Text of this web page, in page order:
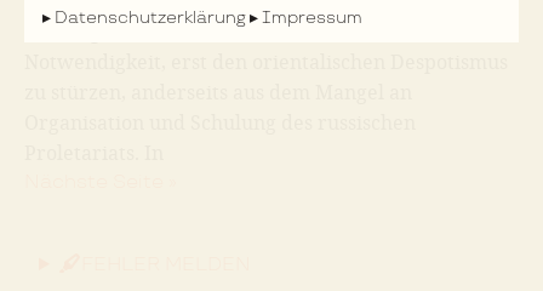
Datenschutzerklärung Impressum
Zurückgebliebenheit Rußlands, aus der